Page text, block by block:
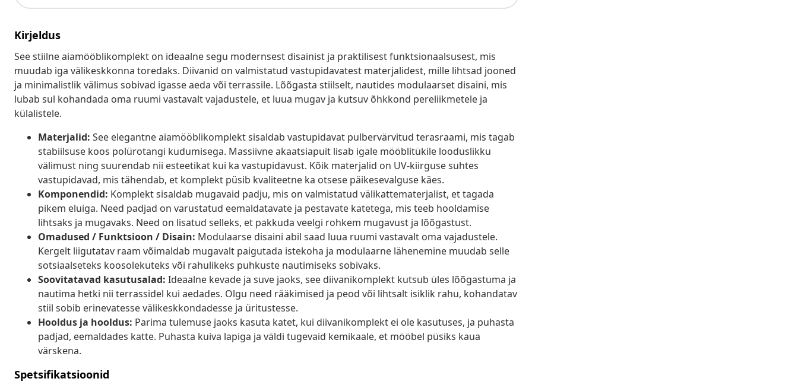
Kirjeldus
See stiilne aiamööblikomplekt on ideaalne segu modernsest disainist ja praktilisest funktsionaalsusest, mis
muudab iga välikeskkonna toredaks. Diivanid on valmistatud vastupidavatest materjalidest, mille lihtsad jooned
ja minimalistlik välimus sobivad igasse aeda või terrassile. Lõõgasta stiilselt, nautides modulaarset disaini, mis
lubab sul kohandada oma ruumi vastavalt vajadustele, et luua mugav ja kutsuv õhkkond pereliikmetele ja
külalistele.
Materjalid: See elegantne aiamööblikomplekt sisaldab vastupidavat pulbervärvitud terasraami, mis tagab
stabiilsuse koos polürotangi kudumisega. Massiivne akaatsiapuit lisab igale mööblitükile looduslikku
välimust ning suurendab nii esteetikat kui ka vastupidavust. Kõik materjalid on UV-kiirguse suhtes
vastupidavad, mis tähendab, et komplekt püsib kvaliteetne ka otsese päikesevalguse käes.
Komponendid: Komplekt sisaldab mugavaid padju, mis on valmistatud välikattematerjalist, et tagada
pikem eluiga. Need padjad on varustatud eemaldatavate ja pestavate katetega, mis teeb hooldamise
lihtsaks ja mugavaks. Need on lisatud selleks, et pakkuda veelgi rohkem mugavust ja lõõgastust.
Omadused / Funktsioon / Disain: Modulaarse disaini abil saad luua ruumi vastavalt oma vajadustele.
Kergelt liigutatav raam võimaldab mugavalt paigutada istekoha ja modulaarne lähenemine muudab selle
sotsiaalseteks koosolekuteks või rahulikeks puhkuste nautimiseks sobivaks.
Soovitatavad kasutusalad: Ideaalne kevade ja suve jaoks, see diivanikomplekt kutsub üles lõõgastuma ja
nautima hetki nii terrassidel kui aedades. Olgu need rääkimised ja peod või lihtsalt isiklik rahu, kohandatav
stiil sobib erinevatesse välikeskkondadesse ja üritustesse.
Hooldus ja hooldus: Parima tulemuse jaoks kasuta katet, kui diivanikomplekt ei ole kasutuses, ja puhasta
padjad, eemaldades katte. Puhasta kuiva lapiga ja väldi tugevaid kemikaale, et mööbel püsiks kaua
värskena.
Spetsifikatsioonid